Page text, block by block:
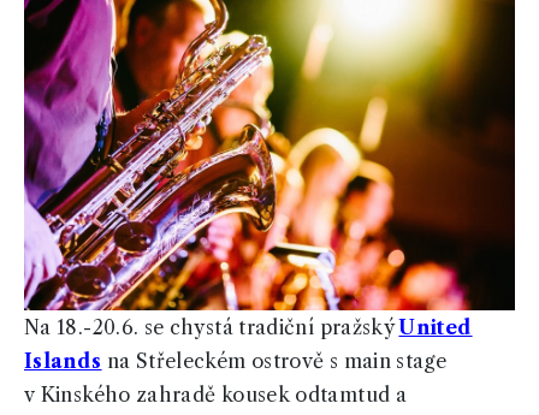
Na 18.-20.6. se chystá tradiční pražskýUnited
Islands na Střeleckém ostrově s main stage
v Kinského zahradě kousek odtamtud a